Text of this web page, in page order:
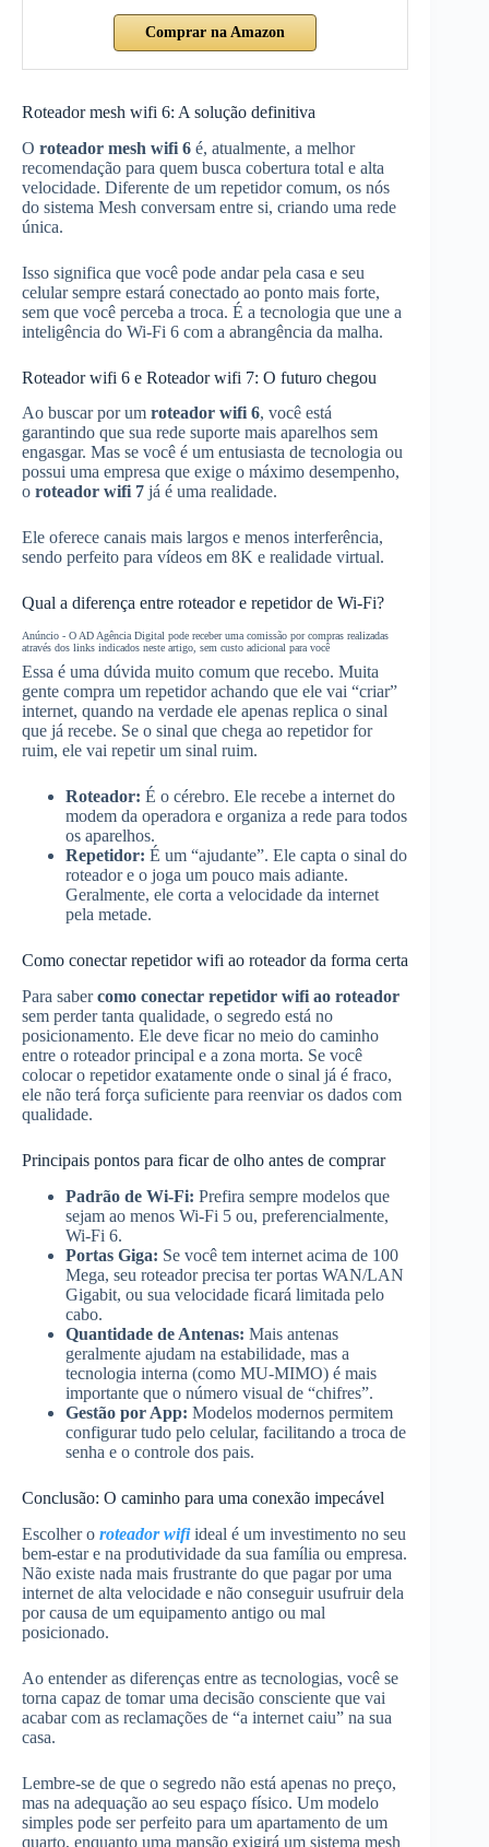
Comprar na Amazon
Roteador mesh wifi 6: A solução definitiva
O roteador mesh wifi 6 é, atualmente, a melhor
recomendação para quem busca cobertura total e alta
velocidade. Diferente de um repetidor comum, os nós
do sistema Mesh conversam entre si, criando uma rede
única.
Isso significa que você pode andar pela casa e seu
celular sempre estará conectado ao ponto mais forte,
sem que você perceba a troca. É a tecnologia que une a
inteligência do Wi-Fi 6 com a abrangência da malha.
Roteador wifi 6 e Roteador wifi 7: O futuro chegou
Ao buscar por um roteador wifi 6, você está
garantindo que sua rede suporte mais aparelhos sem
engasgar. Mas se você é um entusiasta de tecnologia ou
possui uma empresa que exige o máximo desempenho,
o roteador wifi 7 já é uma realidade.
Ele oferece canais mais largos e menos interferência,
sendo perfeito para vídeos em 8K e realidade virtual.
Qual a diferença entre roteador e repetidor de Wi-Fi?
Anúncio - O AD Agência Digital pode receber uma comissão por compras realizadas
através dos links indicados neste artigo, sem custo adicional para você
Essa é uma dúvida muito comum que recebo. Muita
gente compra um repetidor achando que ele vai “criar”
internet, quando na verdade ele apenas replica o sinal
que já recebe. Se o sinal que chega ao repetidor for
ruim, ele vai repetir um sinal ruim.
Roteador: É o cérebro. Ele recebe a internet do
modem da operadora e organiza a rede para todos
os aparelhos.
Repetidor: É um “ajudante”. Ele capta o sinal do
roteador e o joga um pouco mais adiante.
Geralmente, ele corta a velocidade da internet
pela metade.
Como conectar repetidor wifi ao roteador da forma certa
Para sabercomo conectar repetidor wifi ao roteador
sem perder tanta qualidade, o segredo está no
posicionamento. Ele deve ficar no meio do caminho
entre o roteador principal e a zona morta. Se você
colocar o repetidor exatamente onde o sinal já é fraco,
ele não terá força suficiente para reenviar os dados com
qualidade.
Principais pontos para ficar de olho antes de comprar
Padrão de Wi-Fi: Prefira sempre modelos que
sejam ao menos Wi-Fi 5 ou, preferencialmente,
Wi-Fi 6.
Portas Giga: Se você tem internet acima de 100
Mega, seu roteador precisa ter portas WAN/LAN
Gigabit, ou sua velocidade ficará limitada pelo
cabo.
Quantidade de Antenas: Mais antenas
geralmente ajudam na estabilidade, mas a
tecnologia interna (como MU-MIMO) é mais
importante que o número visual de “chifres”.
Gestão por App: Modelos modernos permitem
configurar tudo pelo celular, facilitando a troca de
senha e o controle dos pais.
Conclusão: O caminho para uma conexão impecável
Escolher o roteador wifiideal é um investimento no seu
bem-estar e na produtividade da sua família ou empresa.
Não existe nada mais frustrante do que pagar por uma
internet de alta velocidade e não conseguir usufruir dela
por causa de um equipamento antigo ou mal
posicionado.
Ao entender as diferenças entre as tecnologias, você se
torna capaz de tomar uma decisão consciente que vai
acabar com as reclamações de “a internet caiu” na sua
casa.
Lembre-se de que o segredo não está apenas no preço,
mas na adequação ao seu espaço físico. Um modelo
simples pode ser perfeito para um apartamento de um
quarto, enquanto uma mansão exigirá um sistema mesh